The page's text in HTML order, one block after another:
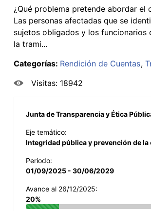
¿Qué problema pretende abordar el
Las personas afectadas que se
sujetos obligados y los funcionarios
la trami...
Categorías: Rendición de Cuentas
Visitas: 18942
Junta de Transparencia y Ética
Eje temático:
Integridad pública y prevención de
Período:
01/09/2025 - 30/06/2029
Avance al 26/12/2025:
20%